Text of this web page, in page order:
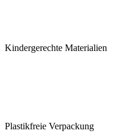
Kindergerechte Materialien
Plastikfreie Verpackung